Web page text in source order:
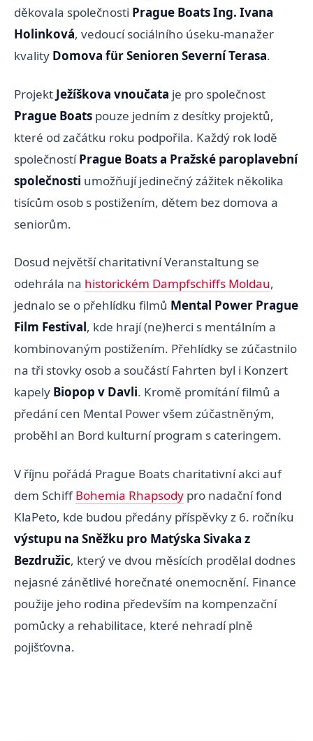
děkovala společnosti Prague Boats Ing. Ivana
Holinková, vedoucí sociálního úseku-manažer
kvality Domova für Senioren Severní Terasa.
Projekt Ježíškova vnoučata je pro společnost
Prague Boats pouze jedním z desítky projektů,
které od začátku roku podpořila. Každý rok lodě
společnostíPrague Boats a Pražské paroplavební
společnosti umožňují jedinečný zážitek několika
tisícům osob s postižením, dětem bez domova a
seniorům.
Dosud největší charitativní Veranstaltung se
odehrála na historickém Dampfschiffs Moldau,
jednalo se o přehlídku filmů Mental Power Prague
Film Festival, kde hrají (ne)herci s mentálním a
kombinovaným postižením. Přehlídky se zúčastnilo
na tři stovky osob a součástí Fahrten byl i Konzert
kapely Biopop v Davli. Kromě promítání filmů a
předání cen Mental Power všem zúčastněným,
proběhl an Bord kulturní program s cateringem.
V říjnu pořádá Prague Boats charitativní akci auf
dem SchiffBohemia Rhapsody pro nadační fond
KlaPeto, kde budou předány příspěvky z 6. ročníku
výstupu na Sněžku pro Matýska Sivaka z
Bezdružic, který ve dvou měsících prodělal dodnes
nejasné zánětlivé horečnaté onemocnění. Finance
použije jeho rodina především na kompenzační
pomůcky a rehabilitace, které nehradí plně
pojišťovna.